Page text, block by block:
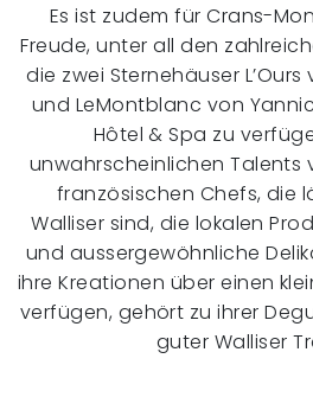
Es ist zudem für Crans-
Freude, unter all den
die zwei Sternehäuser
und LeMontblanc von
Hôtel & Spa zu
unwahrscheinlichen Talents
französischen Chefs, die
Walliser sind, die lokalen
und aussergewöhnliche
ihre Kreationen über einen
verfügen, gehört zu ihrer
guter Walliser